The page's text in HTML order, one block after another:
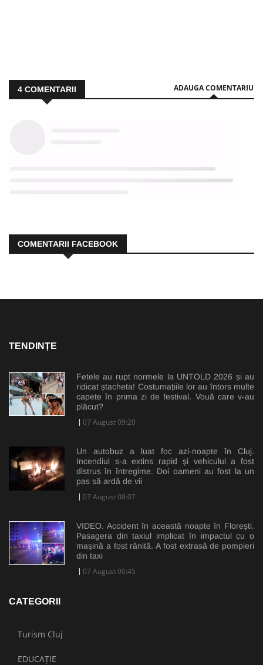
4 COMENTARII ADAUGA COMENTARIU
COMENTARII FACEBOOK
TENDINȚE
Fetele au rupt normele la UNTOLD 2026 și au
ridicat ștacheta! Costumațiile lor au întors multe
capete în prima zi de festival. Vouă care v-au
plăcut?
07 August 09:20
Un autobuz a luat foc azi-noapte în Cluj.
Incendiul s-a extins rapid și vehiculul a fost
distrus în întregime. Doi oameni au fost la un
pas să ardă de vii
07 August 08:07
VIDEO. Accident în această noapte în Florești.
Pasagera din taxiul implicat în impactul cu o
mașină a fost rănită. A fost extrasă de pompieri
din taxi
07 August 00:45
CATEGORII
Turism Cluj
EDUCAȚIE